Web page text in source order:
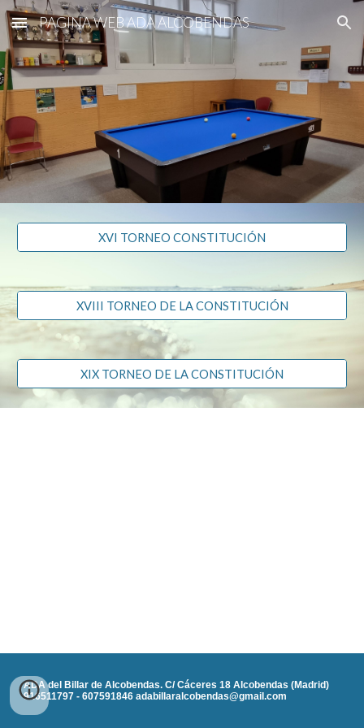
Skip to main content Skip to navigation
PAGINA WEB ADA ALCOBENDAS
XVI TORNEO CONSTITUCIÓN
XVIII TORNEO DE LA CONSTITUCIÓN
XIX TORNEO DE LA CONSTITUCIÓN
ADA del Billar de Alcobendas. C/ Cáceres 18 Alcobendas (Madrid)
916511797 - 607591846 adabillaralcobendas@gmail.com